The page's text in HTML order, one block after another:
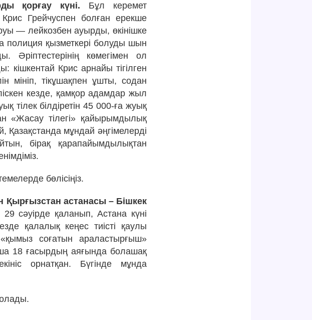
қорғау күні. Бұл керемет
Грейчуспен болған ерекше
— лейкозбен ауырды, өкінішке
полиция қызметкері болуды шын
Әріптестерінің көмегімен ол
Крис арнайы тігілген
мініп, тікұшақпен ұшты, содан
кезде, қамқор адамдар жыл
тілек білдіретін 45 000-ға жуық
«Жасау тілегі» қайырымдылық
мұндай әңгімелерді
бірақ қарапайымдылықтан
бөлісіңіз.
Қырғызстан астанасы – Бішкек
сәуірде қаланып, Астана күні
қалалық кеңес тиісті қаулы
соғатын араластырғыш»
18 ғасырдың аяғында болашақ
орнатқан. Бүгінде мұнда